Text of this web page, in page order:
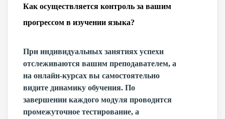
Как осуществляется контроль за вашим
прогрессом в изучении языка?
При индивидуальных занятиях успехи
отслеживаются вашим преподавателем, а
на онлайн-курсах вы самостоятельно
видите динамику обучения. По
завершении каждого модуля проводится
промежуточное тестирование, а